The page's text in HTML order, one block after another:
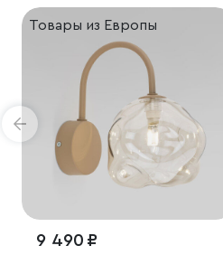
Товары из Европы
9 490 ₽